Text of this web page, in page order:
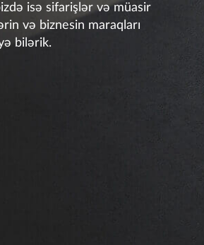
isə sifarişlər və müasir
və biznesin maraqları
bilərik.